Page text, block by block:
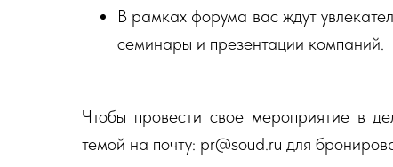
В рамках форума вас ждут
семинары и презентации компаний.
Чтобы провести свое мероприятие в
темой на почту: pr@soud.ru для